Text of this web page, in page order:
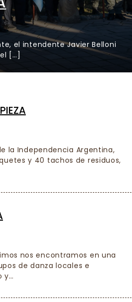
el intendente Javier Belloni
[…]
la Independencia Argentina,
y 40 tachos de residuos,
nos encontramos en una
de danza locales e
y…